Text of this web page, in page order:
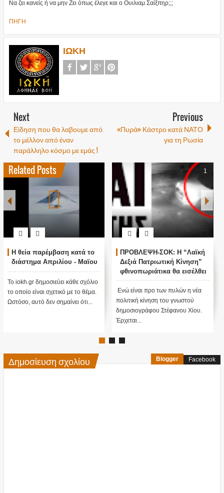
Να ζει κανείς ή να μην Ζει όπως έλεγε και ο Ουιλιαμ Σαίξπηρ;;;
ΠΗΓΗ
ΙΩΚΗ
Next
Είδηση που θα λαβουμε από
το μέλλον από έναν
παράλληλο κόσμο με εμάς !
Previous
«Πυρά» Κάστρο κατά ΝΑΤΟ
για τη Ρωσία
Related Posts
Η θεία παρέμβαση κατά το
διάστημα Απριλίου - Μαϊου
Το iokh.gr δημοσιεύει κάθε σχόλιο
το οποίο είναι σχετικό με το θέμα.
Ωστόσο, αυτό δεν σημαίνει ότι...
1
ΠΡΟΒΛΕΨΗ-ΣΟΚ: Η “Λαϊκή
Δεξιά Πατριωτική Κίνηση”
φθινοπωριάτικα θα εισέλθει
στην βουλή με διψήφια
ποσοστά...!!!
Ενώ είναι προ των πυλών η νέα
πολιτική κίνηση του γνωστού
δημοσιογράφου Στέφανου Χίου.
Έρχεται...
Δημοσίευση σχολίου Blogger Facebook